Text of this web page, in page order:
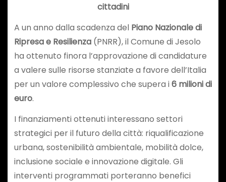
cittadini
A un anno dalla scadenza del Piano Nazionale di
Ripresa e Resilienza(PNRR), il Comune di Jesolo
ha ottenuto finora l’approvazione di candidature
a valere sulle risorse stanziate a favore dell’Italia
per un valore complessivo che supera i6 milioni di
euro.
I finanziamenti ottenuti interessano settori
strategici per il futuro della città: riqualificazione
urbana, sostenibilità ambientale, mobilità dolce,
inclusione sociale e innovazione digitale. Gli
interventi programmati porteranno benefici